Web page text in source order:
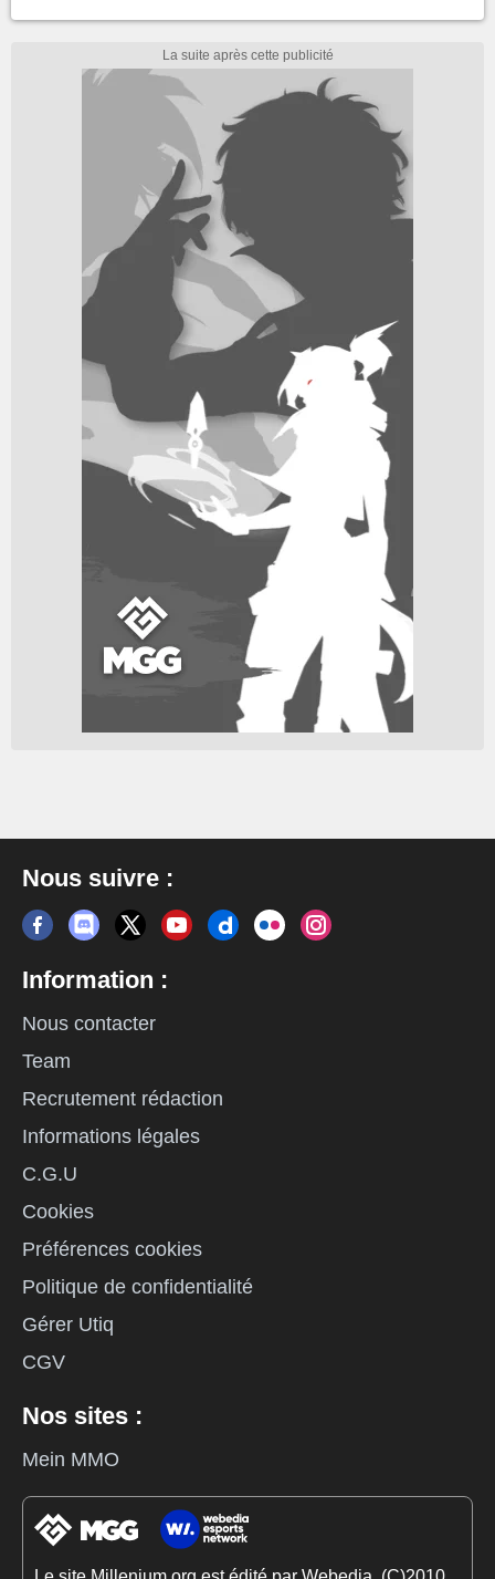
Nous suivre :
Information :
Nous contacter
Team
Recrutement rédaction
Informations légales
C.G.U
Cookies
Préférences cookies
Politique de confidentialité
Gérer Utiq
CGV
Nos sites :
Mein MMO